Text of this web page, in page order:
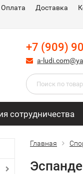
Оплата Доставка
+7 (909)
a-
сотрудничества
Главная